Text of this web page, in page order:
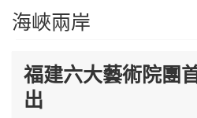
海峽兩岸
福建六大藝術院團
出